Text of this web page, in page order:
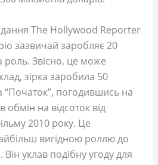
The Hollywood Reporter
зазвичай заробляє 20
роль. Звісно, це може
зірка заробила 50
“Початок”, погодившись на
на відсоток від
2010 року. Це
вигідною роллю до
уклав подібну угоду для